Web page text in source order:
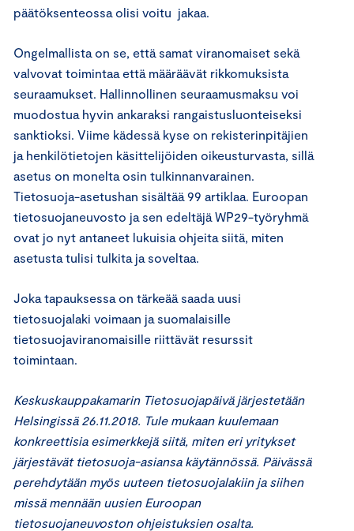
päätöksenteossa olisi voitu jakaa.
Ongelmallista on se, että samat viranomaiset sekä
valvovat toimintaa että määräävät rikkomuksista
seuraamukset. Hallinnollinen seuraamusmaksu voi
muodostua hyvin ankaraksi rangaistusluonteiseksi
sanktioksi. Viime kädessä kyse on rekisterinpitäjien
ja henkilötietojen käsittelijöiden oikeusturvasta, sillä
asetus on monelta osin tulkinnanvarainen.
Tietosuoja-asetushan sisältää 99 artiklaa. Euroopan
tietosuojaneuvosto ja sen edeltäjä WP29-työryhmä
ovat jo nyt antaneet lukuisia ohjeita siitä, miten
asetusta tulisi tulkita ja soveltaa.
Joka tapauksessa on tärkeää saada uusi
tietosuojalaki voimaan ja suomalaisille
tietosuojaviranomaisille riittävät resurssit
toimintaan.
Keskuskauppakamarin Tietosuojapäivä järjestetään
Helsingissä 26.11.2018. Tule mukaan kuulemaan
konkreettisia esimerkkejä siitä, miten eri yritykset
järjestävät tietosuoja-asiansa käytännössä. Päivässä
perehdytään myös uuteen tietosuojalakiin ja siihen
missä mennään uusien Euroopan
tietosuojaneuvoston ohjeistuksien osalta.